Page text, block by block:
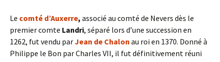
Le comté d’Auxerre, associé au comté de Nevers dès le
premier comte Landri, séparé lors d’une succession en
1262, fut vendu parJean de Chalon au roi en 1370. Donné à
Philippe le Bon par Charles VII, il fut définitivement réuni